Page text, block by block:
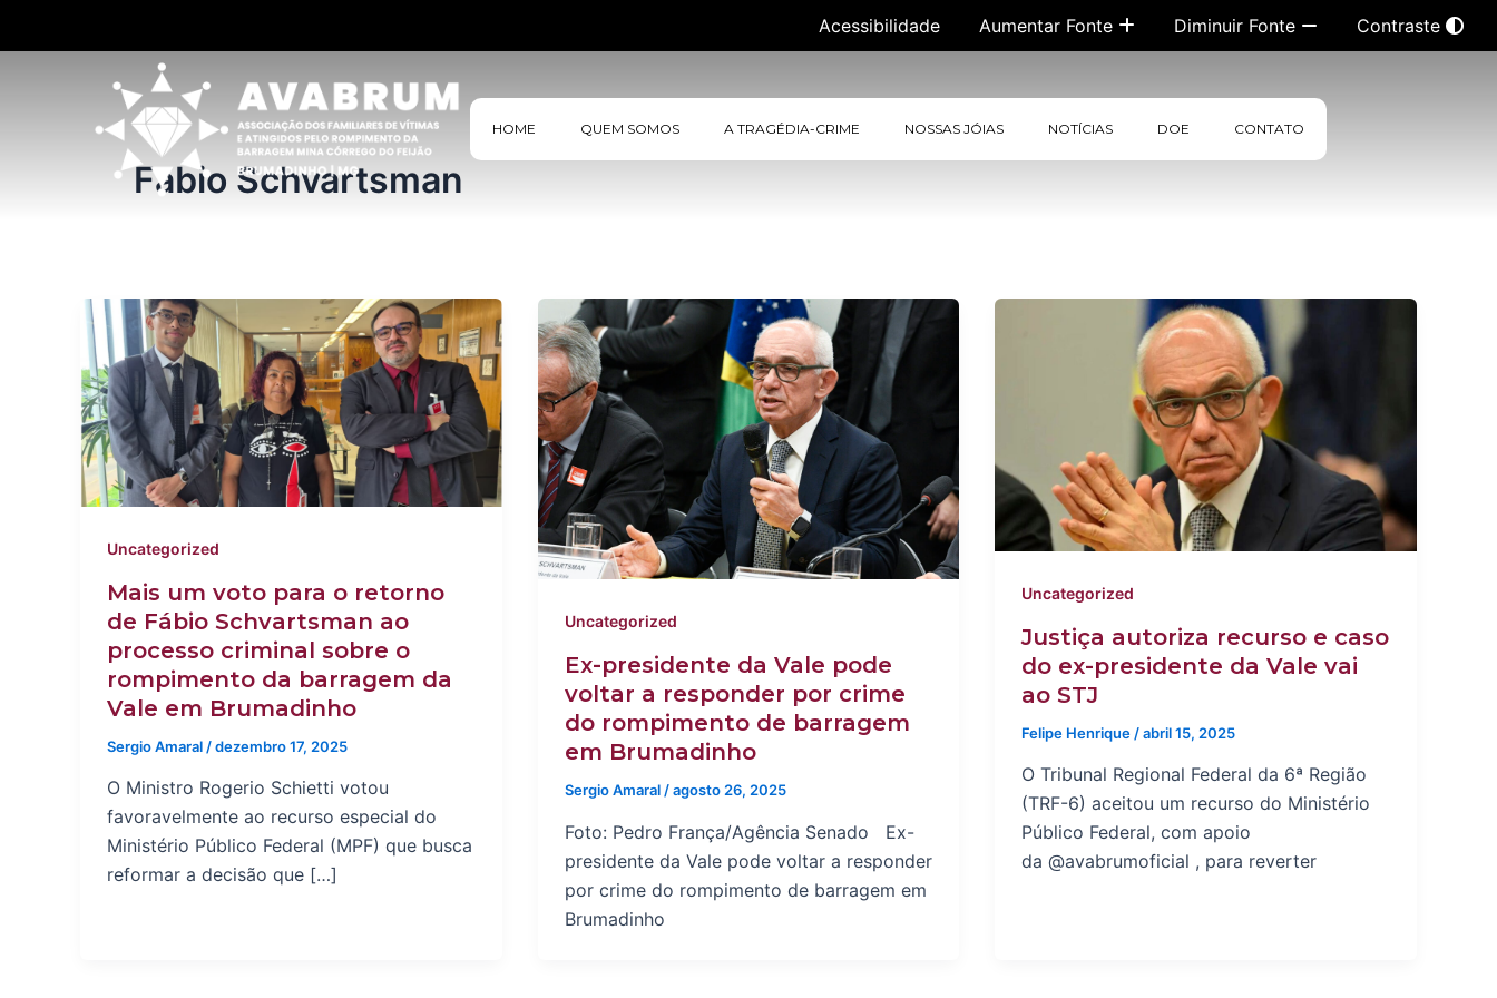
Acessibilidade Aumentar Fonte Diminuir Fonte Contraste
HOME QUEM SOMOS A TRAGÉDIA-CRIME NOSSAS JÓIAS NOTÍCIAS DOE CONTATO
Fabio Schvartsman
Uncategorized
Mais um voto para o retorno
de Fábio Schvartsman ao
processo criminal sobre o
rompimento da barragem da
Vale em Brumadinho
Sergio Amaral /dezembro 17, 2025
O Ministro Rogerio Schietti votou
favoravelmente ao recurso especial do
Ministério Público Federal (MPF) que busca
reformar a decisão que […]
Uncategorized
Ex-presidente da Vale pode
voltar a responder por crime
do rompimento de barragem
em Brumadinho
Sergio Amaral /agosto 26, 2025
Foto: Pedro França/Agência Senado Ex-
presidente da Vale pode voltar a responder
por crime do rompimento de barragem em
Brumadinho
Uncategorized
Justiça autoriza recurso e caso
do ex-presidente da Vale vai
ao STJ
Felipe Henrique /abril 15, 2025
O Tribunal Regional Federal da 6ª Região
(TRF-6) aceitou um recurso do Ministério
Público Federal, com apoio
da @avabrumoficial , para reverter